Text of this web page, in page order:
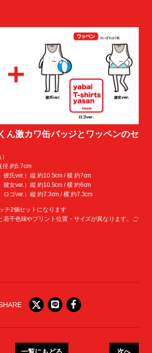
ん激カワ缶バッジとワッペンのセ
径 約5.7cm
）縦 約10.5cm / 横 約7cm
約10.5cm / 横 約6cm
約7.3cm / 横 約7.3cm
チ2個セットになります
干色味やプリント位置・サイズが異なります。ご